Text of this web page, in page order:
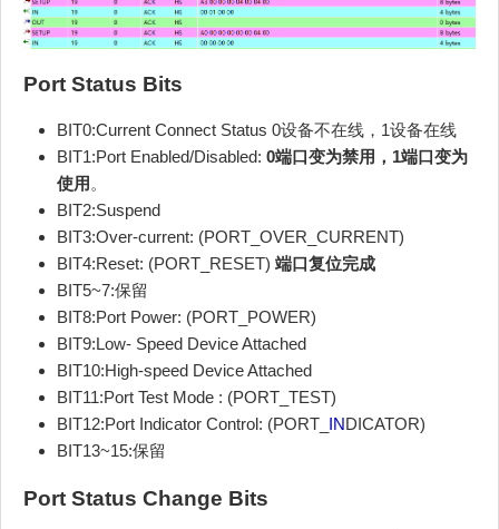
Port Status Bits
BIT0:Current Connect Status 0设备不在线，1设备在线
BIT1:Port Enabled/Disabled: 0端口变为禁用，1端口变为
使用 。
BIT2:Suspend
BIT3:Over-current: (PORT_OVER_CURRENT)
BIT4:Reset: (PORT_RESET) 端口复位完成
BIT5~7:保留
BIT8:Port Power: (PORT_POWER)
BIT9:Low- Speed Device Attached
BIT10:High-speed Device Attached
BIT11:Port Test Mode : (PORT_TEST)
BIT12:Port Indicator Control: (PORT_ INDICATOR)
BIT13~15:保留
Port Status Change Bits